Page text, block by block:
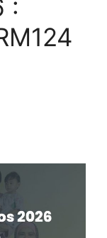
: